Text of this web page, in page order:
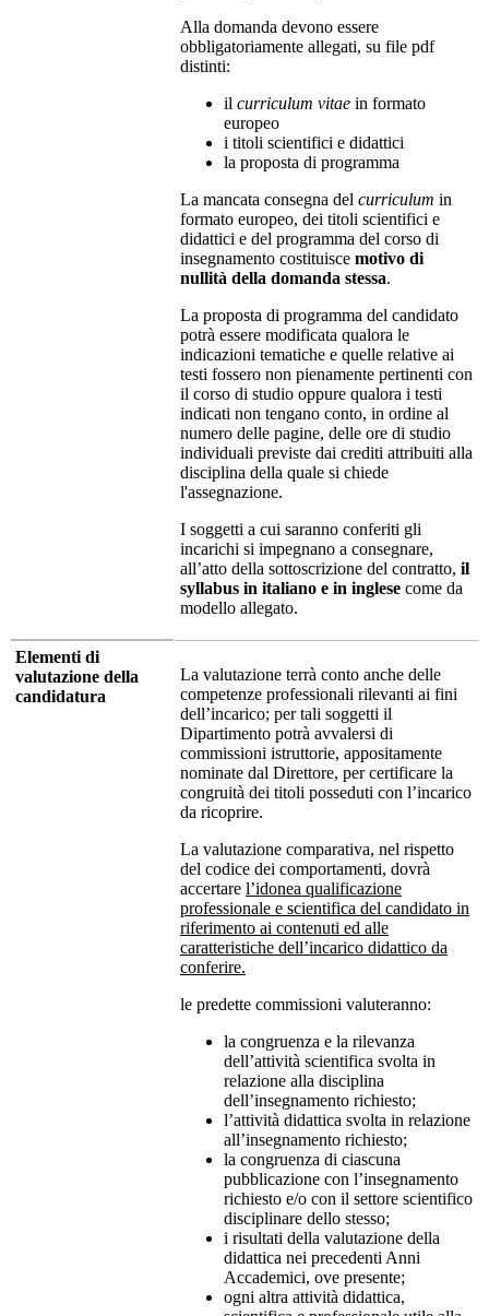
Alla domanda devono essere
obbligatoriamente allegati, su file pdf
distinti:
il curriculum vitae in formato
europeo
i titoli scientifici e didattici
la proposta di programma
La mancata consegna del curriculum in
formato europeo, dei titoli scientifici e
didattici e del programma del corso di
insegnamento costituisce motivo di
nullità della domanda stessa.
La proposta di programma del candidato
potrà essere modificata qualora le
indicazioni tematiche e quelle relative ai
testi fossero non pienamente pertinenti con
il corso di studio oppure qualora i testi
indicati non tengano conto, in ordine al
numero delle pagine, delle ore di studio
individuali previste dai crediti attribuiti alla
disciplina della quale si chiede
l'assegnazione.
I soggetti a cui saranno conferiti gli
incarichi si impegnano a consegnare,
all’atto della sottoscrizione del contratto, il
syllabus in italiano e in inglese come da
modello allegato.
Elementi di
valutazione della
candidatura
La valutazione terrà conto anche delle
competenze professionali rilevanti ai fini
dell’incarico; per tali soggetti il
Dipartimento potrà avvalersi di
commissioni istruttorie, appositamente
nominate dal Direttore, per certificare la
congruità dei titoli posseduti con l’incarico
da ricoprire.
La valutazione comparativa, nel rispetto
del codice dei comportamenti, dovrà
accertare l’idonea qualificazione
professionale e scientifica del candidato in
riferimento ai contenuti ed alle
caratteristiche dell’incarico didattico da
conferire.
le predette commissioni valuteranno:
la congruenza e la rilevanza
dell’attività scientifica svolta in
relazione alla disciplina
dell’insegnamento richiesto;
l’attività didattica svolta in relazione
all’insegnamento richiesto;
la congruenza di ciascuna
pubblicazione con l’insegnamento
richiesto e/o con il settore scientifico
disciplinare dello stesso;
i risultati della valutazione della
didattica nei precedenti Anni
Accademici, ove presente;
ogni altra attività didattica,